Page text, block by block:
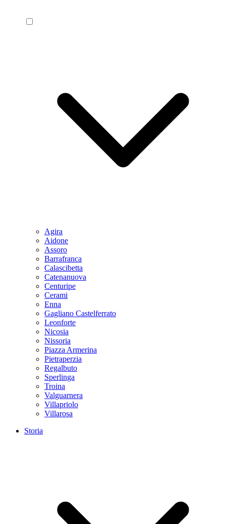
Agira
Aidone
Assoro
Barrafranca
Calascibetta
Catenanuova
Centuripe
Cerami
Enna
Gagliano Castelferrato
Leonforte
Nicosia
Nissoria
Piazza Armerina
Pietraperzia
Regalbuto
Sperlinga
Troina
Valguarnera
Villapriolo
Villarosa
Storia